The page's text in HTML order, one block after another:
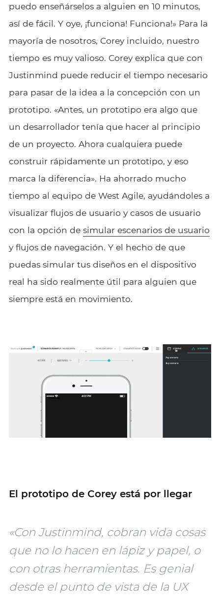
puedo enseñárselos a alguien en 10 minutos,
así de fácil. Y oye, ¡funciona! Funciona!» Para la
mayoría de nosotros, Corey incluido, nuestro
tiempo es muy valioso. Corey explica que con
Justinmind puede reducir el tiempo necesario
para pasar de la idea a la concepción con un
prototipo. «Antes, un prototipo era algo que
un desarrollador tenía que hacer al principio
de un proyecto. Ahora cualquiera puede
construir rápidamente un prototipo, y eso
marca la diferencia». Ha ahorrado mucho
tiempo al equipo de West Agile, ayudándoles a
visualizar flujos de usuario y casos de usuario
con la opción de simular escenarios de usuario
y flujos de navegación. Y el hecho de que
puedas simular tus diseños en el dispositivo
real ha sido realmente útil para alguien que
siempre está en movimiento.
El prototipo de Corey está por llegar
«Con Justinmind, cobran vida cosas
que no lo hacen en lápiz y papel, o
con otras herramientas. Es genial
desde el punto de vista de la UX